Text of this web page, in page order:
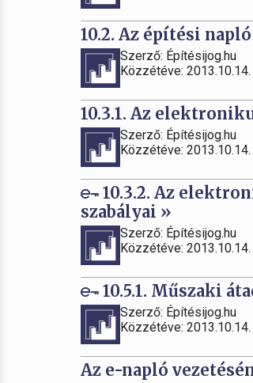
10.2. Az építési
Szerző: Építésijog.hu
Közzétéve:
10.3.1. Az
Szerző: Építésijog.hu
Közzétéve:
10.3.2. Az
szabályai »
Szerző: Építésijog.hu
Közzétéve:
10.5.1. Műszaki
Szerző: Építésijog.hu
Közzétéve:
Az e-napló